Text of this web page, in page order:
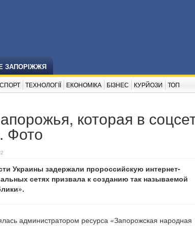
ЗАПОРІЖЖЯ
СПОРТ ТЕХНОЛОГІЇ ЕКОНОМІКА БІЗНЕС КУРЙОЗИ ТОП
которая в
Фото
Украины задержали пророссийскую интернет-
сетях призвала к созданию так называемой
администратором ресурса «Запорожская народная